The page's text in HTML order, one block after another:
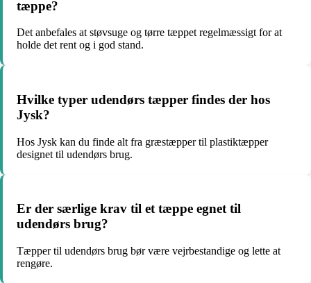
tæppe?
Det anbefales at støvsuge og tørre tæppet regelmæssigt for at
holde det rent og i god stand.
Hvilke typer udendørs tæpper findes der hos
Jysk?
Hos Jysk kan du finde alt fra græstæpper til plastiktæpper
designet til udendørs brug.
Er der særlige krav til et tæppe egnet til
udendørs brug?
Tæpper til udendørs brug bør være vejrbestandige og lette at
rengøre.